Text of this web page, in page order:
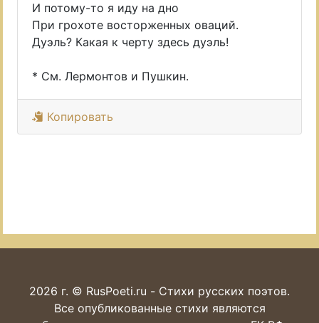
И потому-то я иду на дно
При грохоте восторженных оваций.
Дуэль? Какая к черту здесь дуэль!
* См. Лермонтов и Пушкин.
Копировать
2026 г. © RusPoeti.ru - Стихи русских поэтов.
Все опубликованные стихи являются